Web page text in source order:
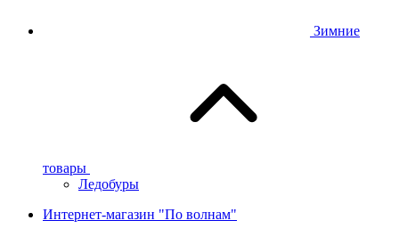
Зимние
товары
Ледобуры
Интернет-магазин "По волнам"